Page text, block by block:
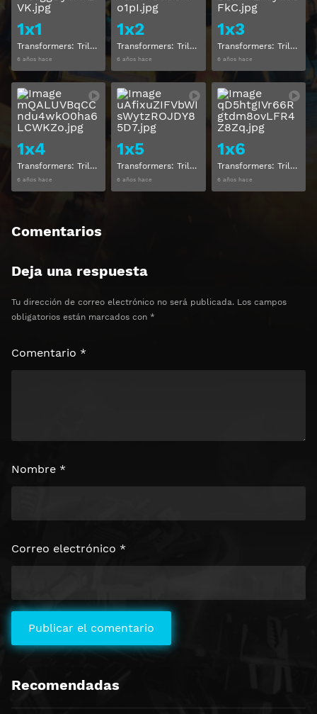
1x1
Transformers: Trilogía de la guerra por Cybertron Temporada 1 Capitulo 1
6 años hace
1x2
Transformers: Trilogía de la guerra por Cybertron Temporada 1 Capitulo 2
6 años hace
1x3
Transformers: Trilogía de la guerra por Cybertron Temporada 1 Capitulo 3
6 años hace
1x4
Transformers: Trilogía de la guerra por Cybertron Temporada 1 Capitulo 4
6 años hace
Ver
1x5
Transformers: Trilogía de la guerra por Cybertron Temporada 1 Capitulo 5
6 años hace
Ver
1x6
Transformers: Trilogía de la guerra por Cybertron Temporada 1 Capitulo 6
6 años hace
Comentarios
Deja una respuesta
Tu dirección de correo electrónico no será publicada. Los campos
obligatorios están marcados con *
Comentario *
Nombre *
Correo electrónico *
Recomendadas